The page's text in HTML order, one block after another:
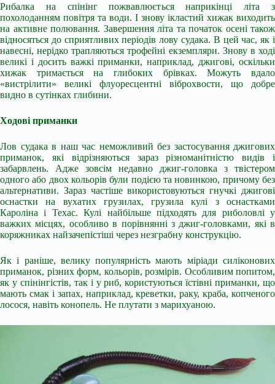
Рибалка на спінінг пожвавлюється наприкінці літа з
похолоданням повітря та води. І знову ікластий хижак виходить
на активне полювання. Завершення літа та початок осені також
відносяться до сприятливих періодів лову судака. В цей час, як і
навесні, нерідко трапляються трофейні екземпляри. Знову в ході
великі і досить важкі приманки, наприклад, джигові, оскільки
хижак тримається на глибоких брівках. Можуть вдало
«вистрілити» великі флуоресцентні віброхвости, що добре
видно в сутінках глибини.
Ходові приманки
Лов судака в наш час неможливий без застосування джигових
приманок, які відрізняються зараз різноманітністю видів і
забарвлень. Адже зовсім недавно джиг-головка з твістером
одного або двох кольорів були подією та новинкою, причому без
альтернативи. Зараз частіше використовуються гнучкі джигові
оснастки на вухатих грузилах, грузила кулі з оснастками
Кароліна і Техас. Кулі найбільше підходять для риболовлі у
важких місцях, особливо в порівнянні з джиг-головками, які в
коряжниках найзачепістіші через незграбну конструкцію.
Як і раніше, велику популярність мають міріади силіконових
приманок, різних форм, кольорів, розмірів. Особливим попитом,
як у спінінгістів, так і у риб, користуються їстівні приманки, що
мають смак і запах, наприклад, креветки, раку, краба, копченого
лосося, навіть конопель. Не плутати з марихуаною.